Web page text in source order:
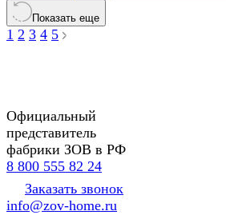
Показать еще
1 2 3 4 5
Официальный
представитель
фабрики ЗОВ в РФ
8 800 555 82 24
Заказать звонок
info@zov-home.ru